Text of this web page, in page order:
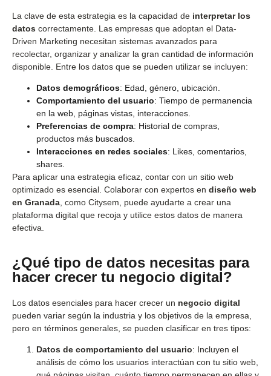
La clave de esta estrategia es la capacidad de interpretar los
datos correctamente. Las empresas que adoptan el Data-
Driven Marketing necesitan sistemas avanzados para
recolectar, organizar y analizar la gran cantidad de información
disponible. Entre los datos que se pueden utilizar se incluyen:
Datos demográficos: Edad, género, ubicación.
Comportamiento del usuario: Tiempo de permanencia
en la web, páginas vistas, interacciones.
Preferencias de compra: Historial de compras,
productos más buscados.
Interacciones en redes sociales: Likes, comentarios,
shares.
Para aplicar una estrategia eficaz, contar con un sitio web
optimizado es esencial. Colaborar con expertos en diseño web
en Granada, como Citysem, puede ayudarte a crear una
plataforma digital que recoja y utilice estos datos de manera
efectiva.
¿Qué tipo de datos necesitas para
hacer crecer tu negocio digital?
Los datos esenciales para hacer crecer un negocio digital
pueden variar según la industria y los objetivos de la empresa,
pero en términos generales, se pueden clasificar en tres tipos:
Datos de comportamiento del usuario: Incluyen el
análisis de cómo los usuarios interactúan con tu sitio web,